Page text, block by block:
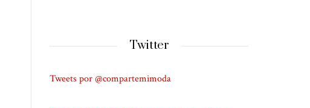
Twitter
Tweets por @compartemimoda